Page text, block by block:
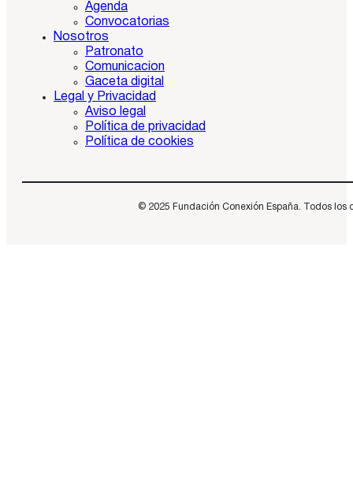
Agenda
Convocatorias
Nosotros
Patronato
Comunicacion
Gaceta digital
Legal y Privacidad
Aviso legal
Política de privacidad
Política de cookies
© 2025 Fundación Conexión España. Todos los